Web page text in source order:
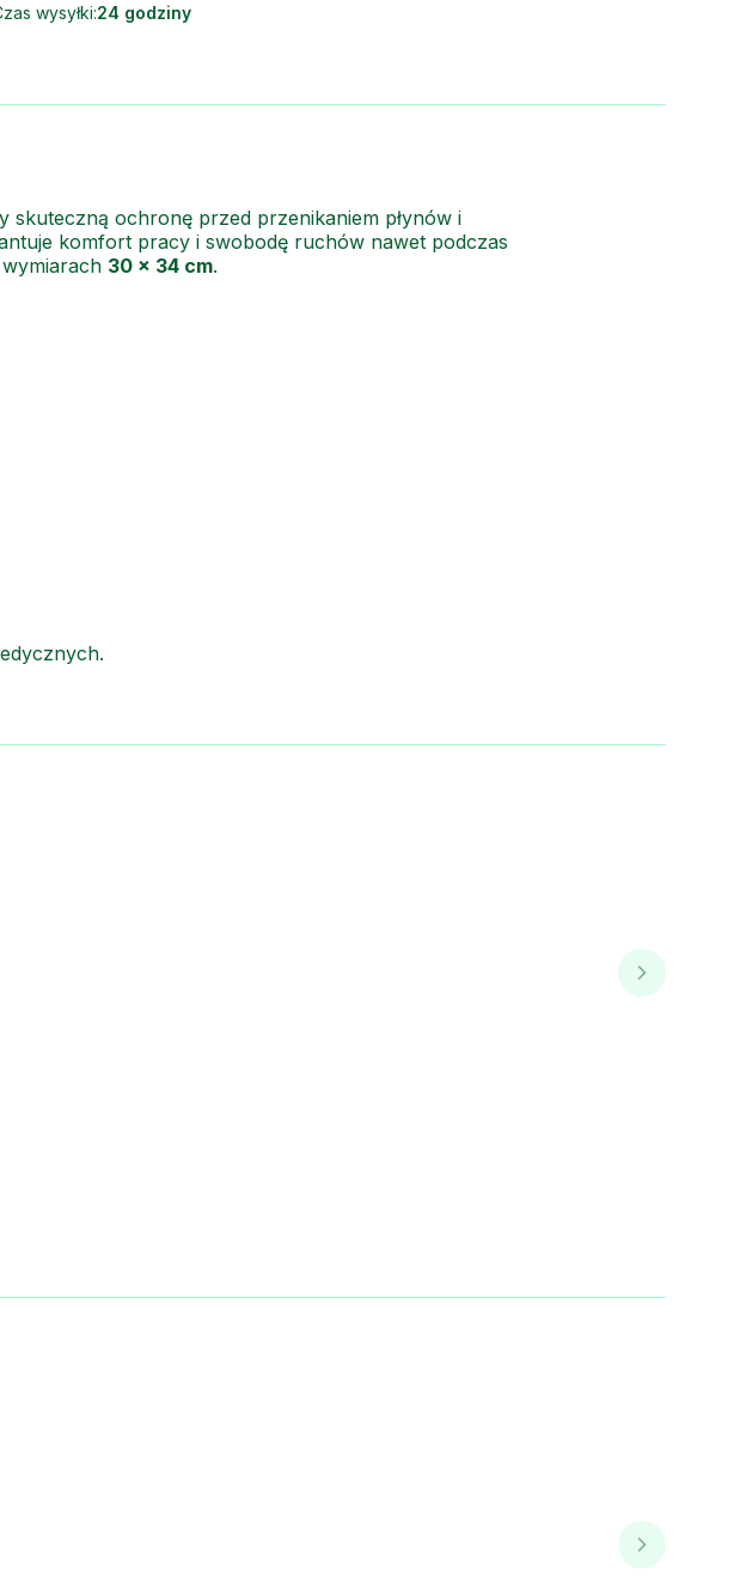
wysyłki:24 godziny
skuteczną ochronę przed przenikaniem płynów i
komfort pracy i swobodę ruchów nawet podczas
30 × 34 cm.